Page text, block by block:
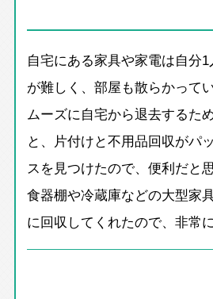
自宅にある家具や家電は自分
が難しく、部屋も散らかって
ムーズに自宅から退去するた
と、片付けと不用品回収がパ
スを見つけたので、便利だと
食器棚や冷蔵庫などの大型家
に回収してくれたので、非常